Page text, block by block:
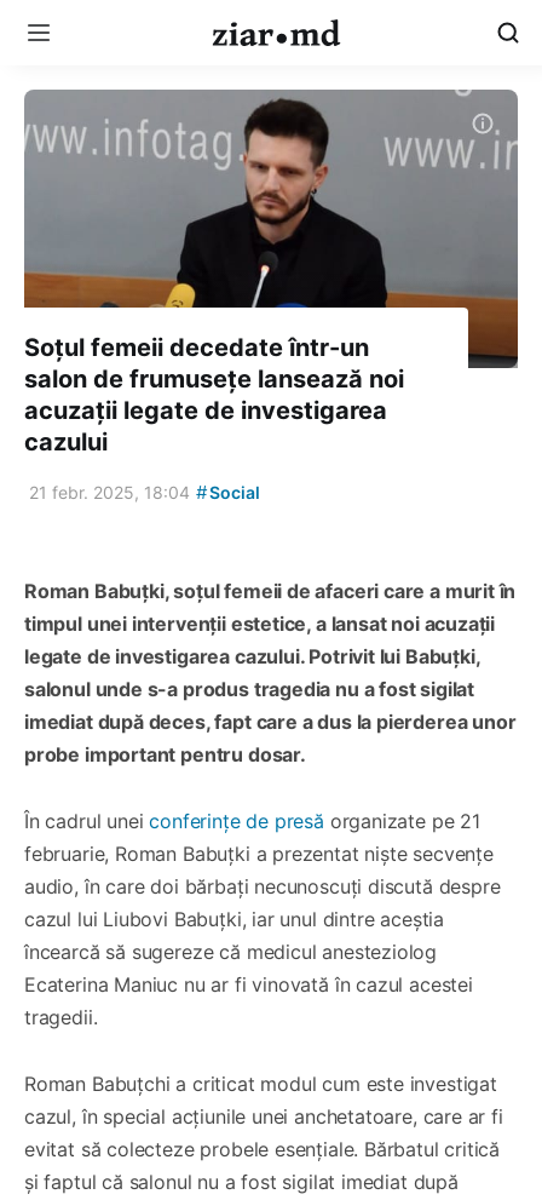
Soțul femeii decedate într-un
salon de frumusețe lansează noi
acuzații legate de investigarea
cazului
21 febr. 2025, 18:04 #Social
Roman Babuțki, soțul femeii de afaceri care a murit în
timpul unei intervenții estetice, a lansat noi acuzații
legate de investigarea cazului. Potrivit lui Babuțki,
salonul unde s-a produs tragedia nu a fost sigilat
imediat după deces, fapt care a dus la pierderea unor
probe important pentru dosar.
În cadrul uneiconferințe de presă organizate pe 21
februarie, Roman Babuțki a prezentat niște secvențe
audio, în care doi bărbați necunoscuți discută despre
cazul lui Liubovi Babuțki, iar unul dintre aceștia
încearcă să sugereze că medicul anesteziolog
Ecaterina Maniuc nu ar fi vinovată în cazul acestei
tragedii.
Roman Babuțchi a criticat modul cum este investigat
cazul, în special acțiunile unei anchetatoare, care ar fi
evitat să colecteze probele esențiale. Bărbatul critică
și faptul că salonul nu a fost sigilat imediat după